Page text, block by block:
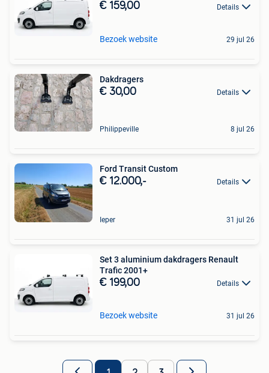
€ 159,00 Details
Bezoek website 29 jul 26
Dakdragers
€ 30,00 Details
Philippeville 8 jul 26
Ford Transit Custom
€ 12.000,- Details
Ieper 31 jul 26
Set 3 aluminium dakdragers Renault
Trafic 2001+
€ 199,00 Details
Bezoek website 31 jul 26